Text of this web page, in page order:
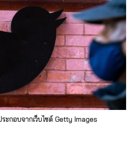
กอบจากเว็บไซต์ Getty Images